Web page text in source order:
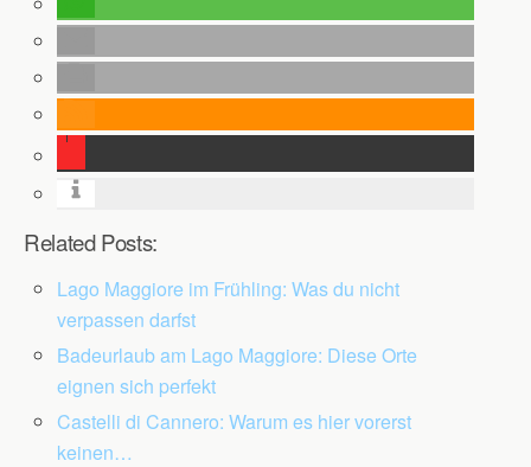
Related Posts:
Lago Maggiore im Frühling: Was du nicht
verpassen darfst
Badeurlaub am Lago Maggiore: Diese Orte
eignen sich perfekt
Castelli di Cannero: Warum es hier vorerst
keinen…